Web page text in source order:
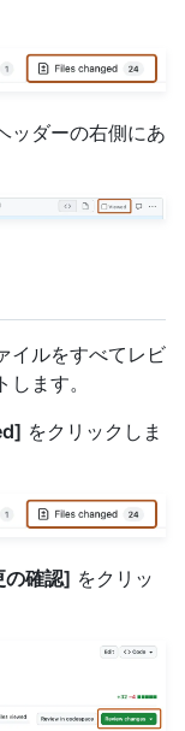
ッダーの右側にあ
イルをすべてレビ
ます。
をクリックしま
の確認] をクリッ